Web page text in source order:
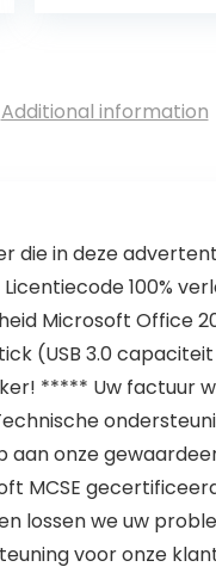
Additional information
die in deze
100%
Microsoft Office
(USB 3.0
***** Uw factuur
onze
MCSE
we uw
voor onze